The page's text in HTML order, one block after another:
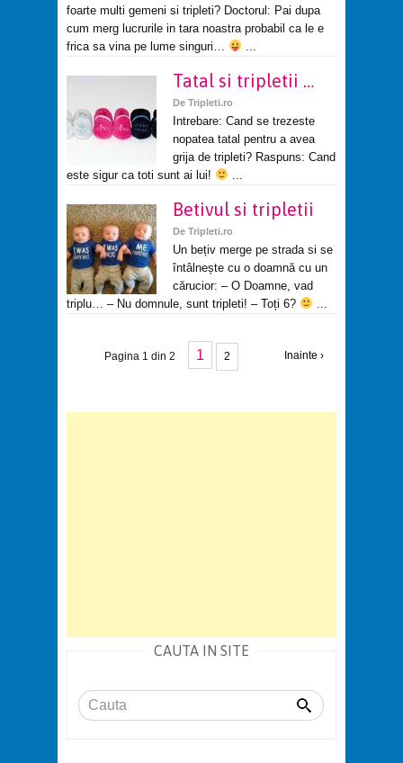
foarte multi gemeni si tripleti? Doctorul: Pai dupa
cum merg lucrurile in tara noastra probabil ca le e
frica sa vina pe lume singuri…
Tatal si tripletii …
De Tripleti.ro
Intrebare: Cand se trezeste
nopatea tatal pentru a avea
grija de tripleti? Raspuns: Cand
este sigur ca toti sunt ai lui!
Betivul si tripletii
De Tripleti.ro
Un bețiv merge pe strada si se
întâlnește cu o doamnă cu un
cărucior: – O Doamne, vad
triplu… – Nu domnule, sunt tripleti! – Toți 6?
Pagina 1 din 2 1 2 Inainte ›
CAUTA IN SITE